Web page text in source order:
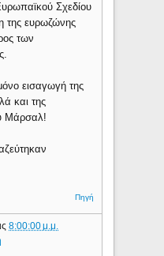
Σχεδίου
της ευρωζώνης
των
εισαγωγή της
και της
Μάρσαλ!
Πηγή
8:00:00 μ.μ.